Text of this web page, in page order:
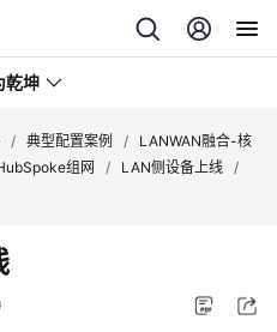
乾坤
/ 典型配置案例 /
LANWAN融合-核
组网
/ LAN侧设备上线 /